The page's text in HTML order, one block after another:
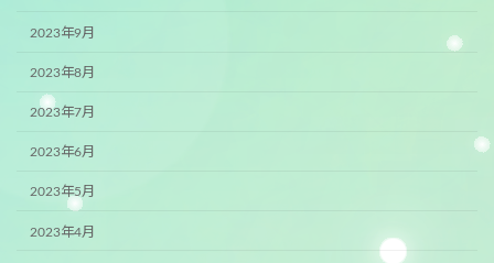
2023年9月
2023年8月
2023年7月
2023年6月
2023年5月
2023年4月